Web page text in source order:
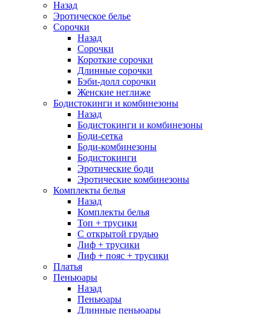
Назад
Эротическое белье
Сорочки
Назад
Сорочки
Короткие сорочки
Длинные сорочки
Бэби-долл сорочки
Женские неглиже
Бодистокинги и комбинезоны
Назад
Бодистокинги и комбинезоны
Боди-сетка
Боди-комбинезоны
Бодистокинги
Эротические боди
Эротические комбинезоны
Комплекты белья
Назад
Комплекты белья
Топ + трусики
С открытой грудью
Лиф + трусики
Лиф + пояс + трусики
Платья
Пеньюары
Назад
Пеньюары
Длинные пеньюары